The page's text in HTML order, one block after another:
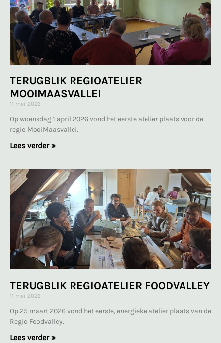
TERUGBLIK REGIOATELIER
MOOIMAASVALLEI
11 mei 2026
Op woensdag 1 april 2026 vond het eerste atelier plaats voor de
regio MooiMaasvallei.
Lees verder »
TERUGBLIK REGIOATELIER FOODVALLEY
11 mei 2026
Op 25 maart 2026 vond het eerste, energieke atelier plaats van de
Regio Foodvalley.
Lees verder »